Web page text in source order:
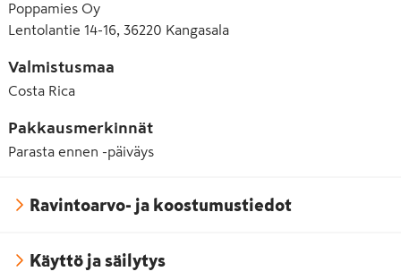
Poppamies Oy
Lentolantie 14-16, 36220 Kangasala
Valmistusmaa
Costa Rica
Pakkausmerkinnät
Parasta ennen -päiväys
Ravintoarvo- ja koostumustiedot
Käyttö ja säilytys